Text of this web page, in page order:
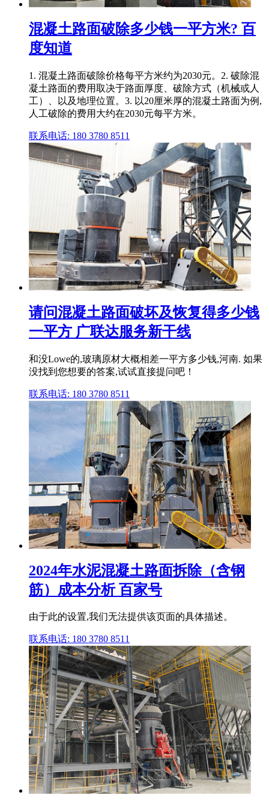
混凝土路面破除多少钱一平方米? 百
度知道
1. 混凝土路面破除价格每平方米约为2030元。2. 破除混
凝土路面的费用取决于路面厚度、破除方式（机械或人
工）、以及地理位置。3. 以20厘米厚的混凝土路面为例,
人工破除的费用大约在2030元每平方米。
联系电话: 180 3780 8511
请问混凝土路面破坏及恢复得多少钱
一平方 广联达服务新干线
和没Lowe的,玻璃原材大概相差一平方多少钱,河南. 如果
没找到您想要的答案,试试直接提问吧！
联系电话: 180 3780 8511
2024年水泥混凝土路面拆除（含钢
筋）成本分析 百家号
由于此的设置,我们无法提供该页面的具体描述。
联系电话: 180 3780 8511